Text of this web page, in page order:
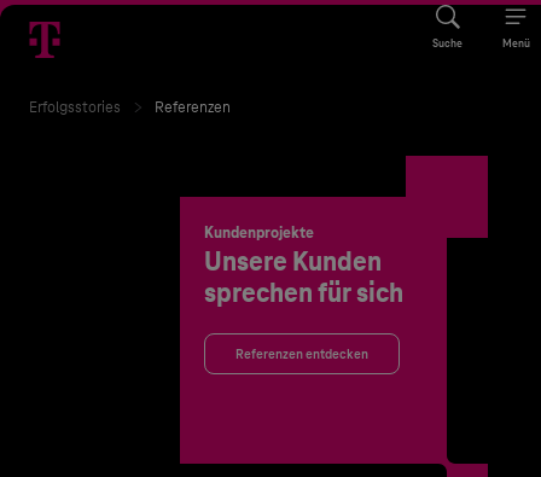
Suche Menü
Erfolgsstories Referenzen
Kundenprojekte
Unsere Kunden
sprechen für sich
Referenzen entdecken